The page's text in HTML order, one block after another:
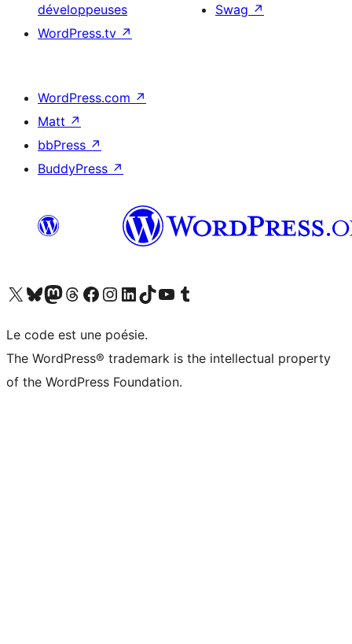
développeuses
WordPress.tv ↗
Swag ↗
WordPress.com ↗
Matt ↗
bbPress ↗
BuddyPress ↗
Visitez notre compte X (précédemment Twitter)
Visiter notre compte Bluesky
Visiter notre compte Mastodon
Visiter notre compte Threads
Consulter notre compte Facebook
Consulter notre compte Instagram
Consulter notre compte LinkedIn
Visiter notre compte TokTok
Visiter notre chaîne YouTube
Visiter notre compte Tumblr
Le code est une poésie.
The WordPress® trademark is the intellectual property
of the WordPress Foundation.